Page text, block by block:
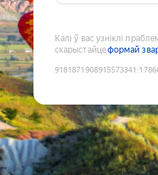
Калі ў вас узніклі
скарыстайцеформай
9181871908915573341 :